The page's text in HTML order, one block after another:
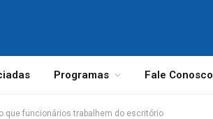
Programas Fale Conosco
que funcionários trabalhem do escritório